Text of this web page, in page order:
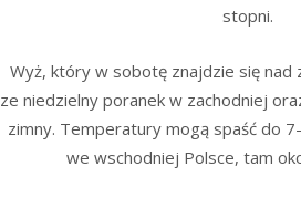
stopni.
Wyż, który w sobotę znajdzie się nad
ze niedzielny poranek w zachodniej
zimny. Temperatury mogą spaść do
we wschodniej Polsce, tam